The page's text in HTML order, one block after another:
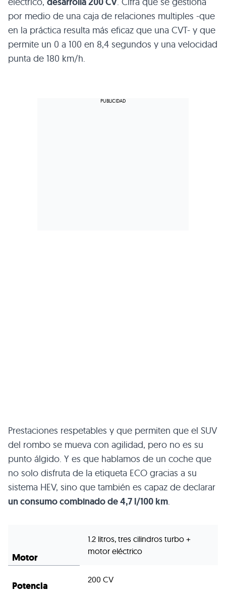
por medio de una caja de relaciones multiples -que
en la práctica resulta más eficaz que una CVT- y que
permite un 0 a 100 en 8,4 segundos y una velocidad
punta de 180 km/h.
Prestaciones respetables y que permiten que el SUV
del rombo se mueva con agilidad, pero no es su
punto álgido. Y es que hablamos de un coche que
no solo disfruta de la etiqueta ECO gracias a su
sistema HEV, sino que también es capaz de declarar
un consumo combinado de 4,7 l/100 km.
Motor
1.2 litros, tres cilindros turbo +
motor eléctrico
Potencia
200 CV